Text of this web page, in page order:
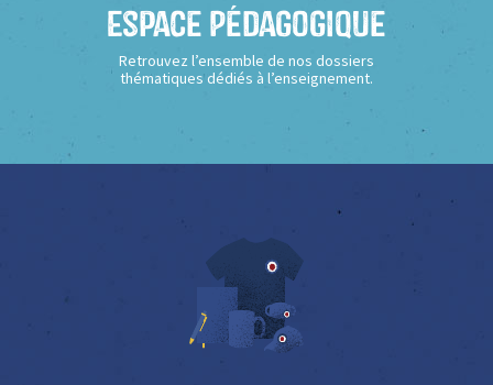
Espace Pédagogique
Retrouvez l’ensemble de nos dossiers
thématiques dédiés à l’enseignement.